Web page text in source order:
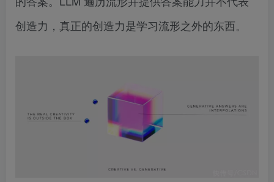
创造力，真正的创造力是学习流形之外的东西。